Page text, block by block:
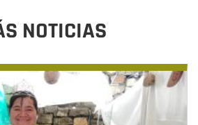
NOTICIAS